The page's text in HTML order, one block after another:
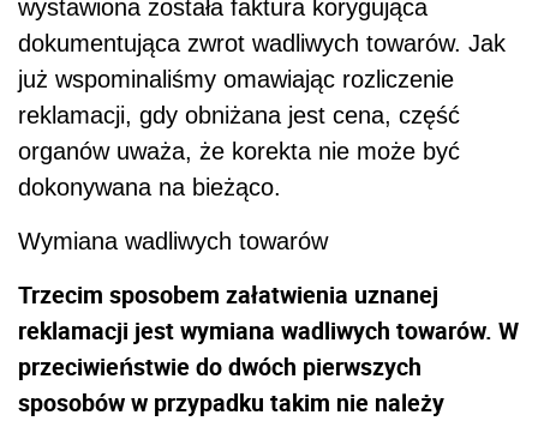
wystawiona została faktura korygująca
dokumentująca zwrot wadliwych towarów. Jak
już wspominaliśmy omawiając rozliczenie
reklamacji, gdy obniżana jest cena, część
organów uważa, że korekta nie może być
dokonywana na bieżąco.
Wymiana wadliwych towarów
Trzecim sposobem załatwienia uznanej
reklamacji jest wymiana wadliwych towarów. W
przeciwieństwie do dwóch pierwszych
sposobów w przypadku takim nie należy